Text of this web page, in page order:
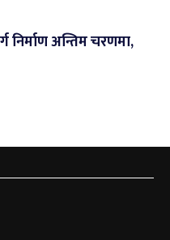
निर्माण अन्तिम चरणमा,